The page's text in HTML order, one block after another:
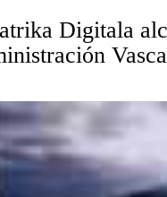
Digitala
Vasca